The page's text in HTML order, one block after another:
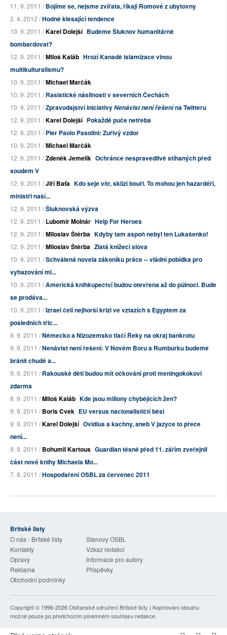
11. 9. 2011 /Bojíme se, nejsme zvířata, říkají Romové z ubytovny
2. 4. 2012 /Hodně klesající tendence
10. 9. 2011 /Karel Dolejší Budeme Šluknov humanitárně
bombardovat?
12. 9. 2011 /Miloš Kaláb Hrozí Kanadě islamizace vinou
multikulturalismu?
10. 9. 2011 /Michael Marčák
10. 9. 2011 /Rasistické násilnosti v severních Čechách
10. 9. 2011 /Zpravodajství iniciativyNenávist není řešenína Twitteru
12. 9. 2011 /Karel Dolejší Pokaždé puče netřeba
12. 9. 2011 /Pier Paolo Pasolini: Zuřivý vzdor
10. 9. 2011 /Michael Marčák
12. 9. 2011 /Zdeněk Jemelík Ochránce nespravedlivě stíhaných před
soudem V
12. 9. 2011 /Jiří Baťa Kdo seje vítr, sklízí bouři. To mohou jen hazardéři,
ministři naší...
12. 9. 2011 /Šluknovská výzva
12. 9. 2011 /Lubomír Molnár Help For Heroes
12. 9. 2011 /Miloslav Štěrba Kdyby tam aspoň nebyl ten Lukašenko!
12. 9. 2011 /Miloslav Štěrba Zlatá knížecí slova
10. 9. 2011 /Schválená novela zákoníku práce -- vládní pobídka pro
vyhazování ml...
10. 9. 2011 /Americká knihkupectví budou otevřena až do půlnoci. Bude
se prodáva...
10. 9. 2011 /Izrael čelí nejhorší krizi ve vztazích s Egyptem za
posledních třic...
9. 9. 2011 /Německo a Nizozemsko tlačí Řeky na okraj bankrotu
9. 9. 2011 /Nenávist není řešení: V Novém Boru a Rumburku budeme
bránit chudé a...
9. 9. 2011 /Rakouské děti budou mít očkování proti meningokokovi
zdarma
8. 9. 2011 /Miloš Kaláb Kde jsou miliony chybějících žen?
9. 9. 2011 /Boris Cvek EU versus nacionalističtí běsi
9. 9. 2011 /Karel Dolejší Ovidius a kachny, aneb V jazyce to přece
není...
9. 9. 2011 /Bohumil Kartous Guardian těsně před 11. zářím zveřejnil
část nové knihy Michaela Mo...
7. 8. 2011 /Hospodaření OSBL za červenec 2011
Britské listy
O nás - Britské listy
Stanovy OSBL
Kontakty
Vzkaz redakci
Opravy
Informace pro autory
Reklama
Příspěvky
Obchodní podmínky
Copyright © 1996-2026Občanské sdružení Britské listy | Kopírování obsahu
možné pouze po předchozím písemném souhlasu redakce.